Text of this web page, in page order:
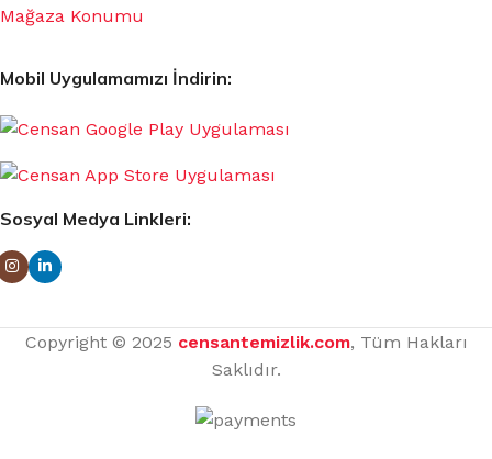
Mağaza Konumu
Mobil Uygulamamızı İndirin:
Sosyal Medya Linkleri:
Copyright © 2025 censantemizlik.com, Tüm Hakları
Saklıdır.